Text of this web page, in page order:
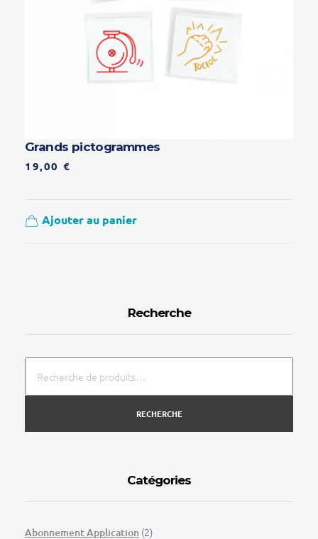
Grands pictogrammes
19,00 €
Ajouter au panier
Recherche
RECHERCHE
Catégories
Abonnement Application (2)